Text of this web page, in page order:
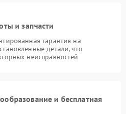
и запчасти
гарантия на
детали, что
неисправностей
и бесплатная